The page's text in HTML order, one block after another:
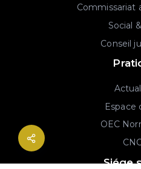
Commissariat
Social
Conseil
Espace
OEC
Siége